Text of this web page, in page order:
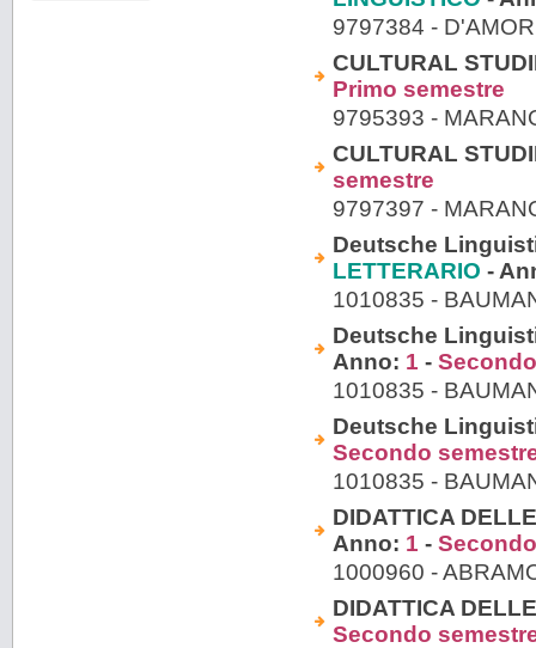
9797384 -
CULTURAL
Primo semestre
9795393 -
CULTURAL
semestre
9797397 -
Deutsche
LETTERARIO -
1010835 -
Deutsche
Anno: 1 -
1010835 -
Deutsche
Secondo
1010835 -
DIDATTICA
Anno: 1 -
1000960 -
DIDATTICA
Secondo